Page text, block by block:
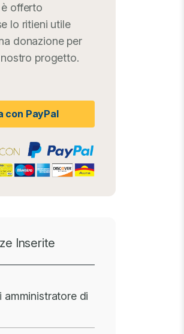
offerto
lo ritieni utile
donazione per
progetto.
con PayPal
Inserite
amministratore di